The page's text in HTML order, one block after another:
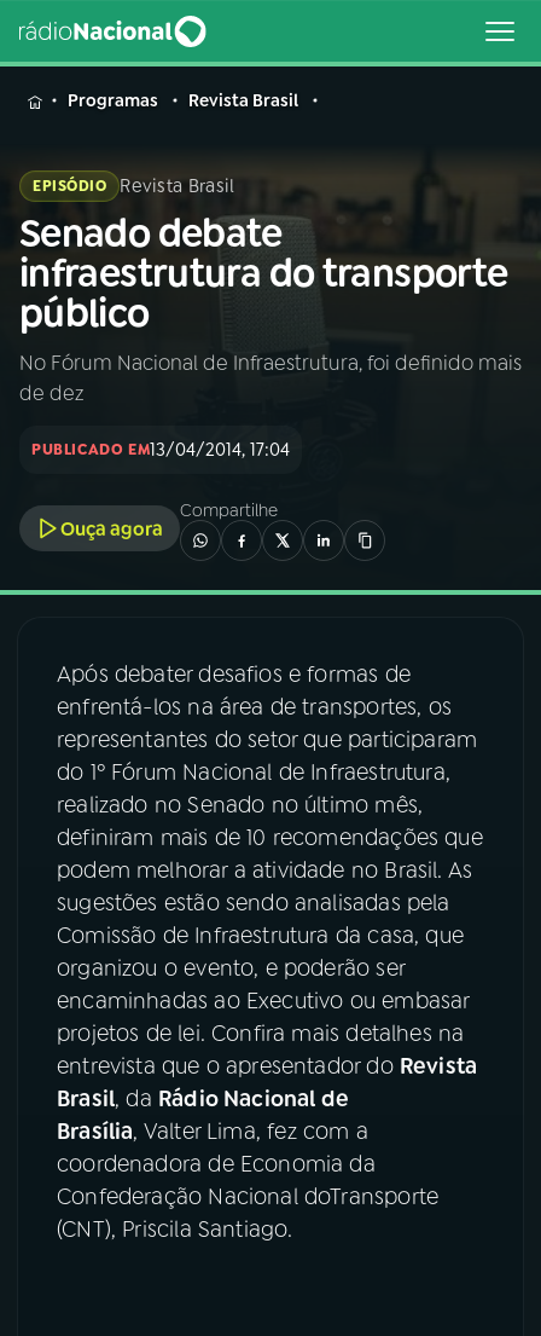
MENU
Buscar
na
Rádio
Nacional
Buscar
AO VIVO
INÍCIO
A RÁDIO
03PROGRAMAÇÃO
04PROGRAMAS
PODCASTS
06VIDEOCASTS
07
08FESTIVAL DE MÚSICA
ACOMPANHE A RÁDIO NACIONAL
YouTube Facebook
Instagram X
Programas Revista Brasil
EPISÓDIO Revista Brasil
Senado debate
infraestrutura do transporte
público
No Fórum Nacional de Infraestrutura, foi definido mais
de dez
PUBLICADO EM13/04/2014, 17:04
Ouça agora
Compartilhe
Após debater desafios e formas de
enfrentá-los na área de transportes, os
representantes do setor que participaram
do 1º Fórum Nacional de Infraestrutura,
realizado no Senado no último mês,
definiram mais de 10 recomendações que
podem melhorar a atividade no Brasil. As
sugestões estão sendo analisadas pela
Comissão de Infraestrutura da casa, que
organizou o evento, e poderão ser
encaminhadas ao Executivo ou embasar
projetos de lei. Confira mais detalhes na
entrevista que o apresentador do Revista
Brasil, da Rádio Nacional de
Brasília, Valter Lima, fez com a
coordenadora de Economia da
Confederação Nacional doTransporte
(CNT), Priscila Santiago.